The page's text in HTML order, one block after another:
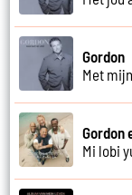
Gordon
Met
Gordon
Mi lobi